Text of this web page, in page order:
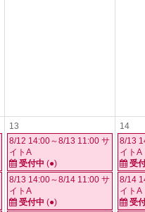
13
8/12 14:00～8/13 11:00 サ
イトA
受付中 (●)
8/13 14:00～8/14 11:00 サ
イトA
受付中 (●)
14
8/13
イトA
受
8/14
イトA
受